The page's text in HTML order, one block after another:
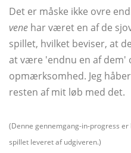
Det er måske ikke ovre
vene har været en af ​​de
spillet, hvilket beviser, at
at være 'endnu en af
opmærksomhed. Jeg
resten af ​​mit løb med det.
(Denne gennemgang-in-progress
spillet leveret af udgiveren.)